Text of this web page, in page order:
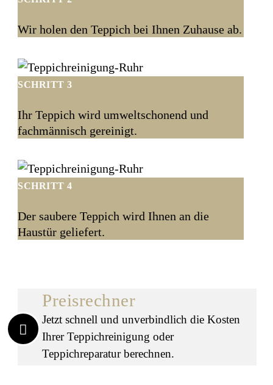
Wir holen den Teppich bei Ihnen Zuhause ab.
SCHRITT 3
Ihr Teppich wird umweltschonend und
fachmännisch gereinigt.
SCHRITT 4
Der saubere Teppich wird Ihnen an die
Haustür geliefert.
Preisrechner
Jetzt schnell und unverbindlich die Kosten
Ihrer Teppichreinigung oder
Teppichreparatur berechnen.